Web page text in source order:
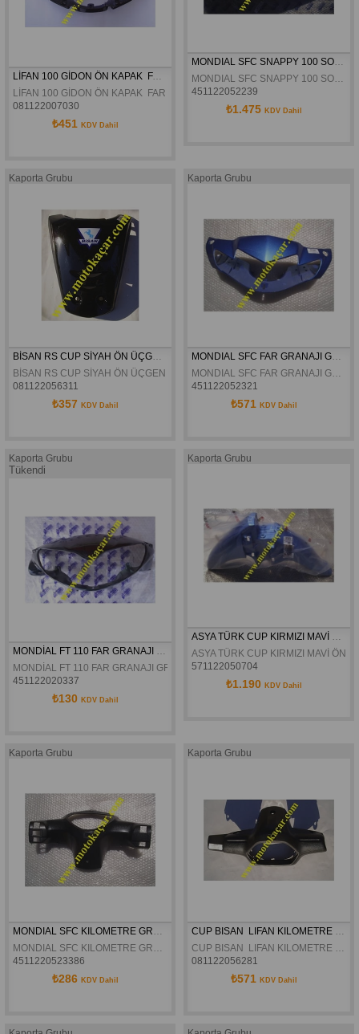
LİFAN 100 GİDON ÖN KAPAK  FAR MUHAFAZA SİYAH
LİFAN 100 GİDON ÖN KAPAK  FAR MUHAFAZA SİYAH
081122007030
₺451 KDV Dahil
451122052239
₺1.475 KDV Dahil
Kaporta Grubu
BİSAN RS CUP SİYAH ÖN ÜÇGEN ORJİNAL
BİSAN RS CUP SİYAH ÖN ÜÇGEN ORJİNAL
081122056311
₺357 KDV Dahil
Kaporta Grubu
451122052321
₺571 KDV Dahil
Kaporta Grubu
Tükendi
MONDİAL FT 110 FAR GRANAJI ORJİNAL
MONDİAL FT 110 FAR GRANAJI GRİ MAVİ BORDO YEŞİL ORJİNAL
451122020337
₺130 KDV Dahil
Kaporta Grubu
ASYA TÜRK CUP KIRMIZI MAVİ ÖN ÇAMURLUK ORJİNAL
ASYA TÜRK CUP KIRMIZI MAVİ ÖN
571122050704
₺1.190 KDV Dahil
Kaporta Grubu
MONDIAL SFC KILOMETRE GRANAJI ORJINAL
MONDIAL SFC KILOMETRE GRANAJI ORJINAL
4511220523386
₺286 KDV Dahil
Kaporta Grubu
CUP BISAN  LIFAN KILOMETRE PLASTIGI
CUP BISAN  LIFAN KILOMETRE PLASTIGI
081122056281
₺571 KDV Dahil